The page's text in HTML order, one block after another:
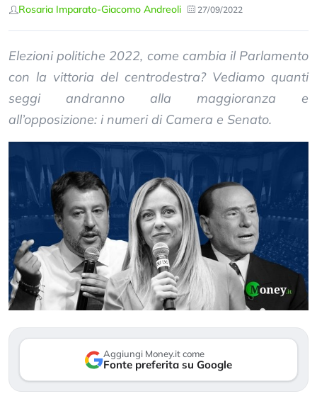
Rosaria Imparato-Giacomo Andreoli 27/09/2022
Elezioni politiche 2022, come cambia il Parlamento
con la vittoria del centrodestra? Vediamo quanti
seggi andranno alla maggioranza e
all’opposizione: i numeri di Camera e Senato.
Aggiungi Money.it come
Fonte preferita su Google